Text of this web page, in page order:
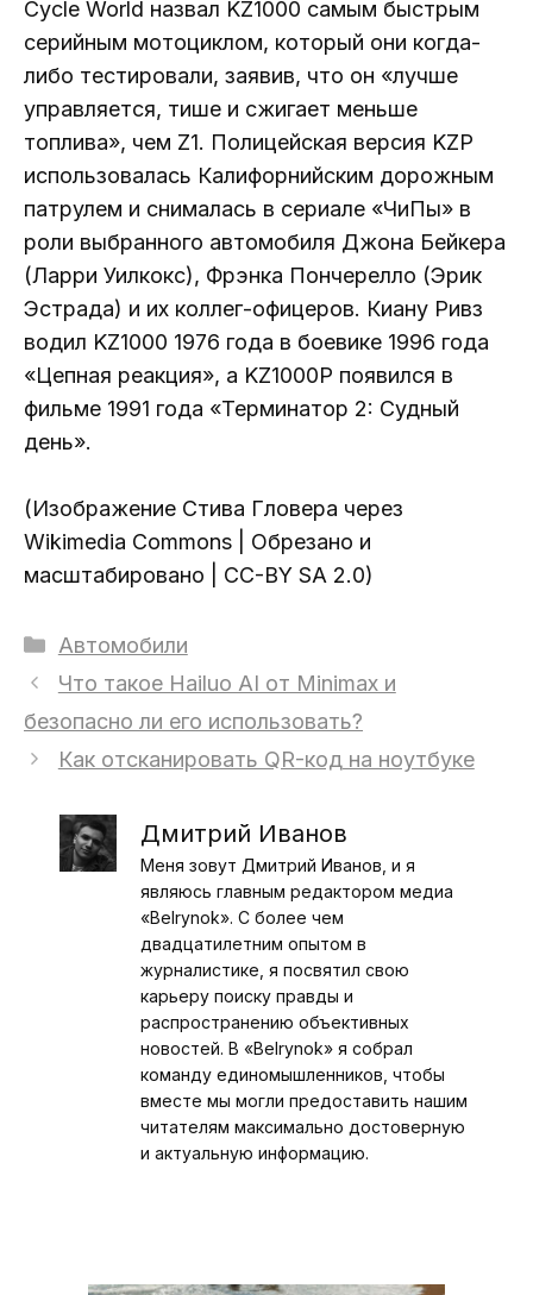
Cycle World назвал KZ1000 самым быстрым
серийным мотоциклом, который они когда-
либо тестировали, заявив, что он «лучше
управляется, тише и сжигает меньше
топлива», чем Z1. Полицейская версия KZP
использовалась Калифорнийским дорожным
патрулем и снималась в сериале «ЧиПы» в
роли выбранного автомобиля Джона Бейкера
(Ларри Уилкокс), Фрэнка Пончерелло (Эрик
Эстрада) и их коллег-офицеров. Киану Ривз
водил KZ1000 1976 года в боевике 1996 года
«Цепная реакция», а KZ1000P появился в
фильме 1991 года «Терминатор 2: Судный
день».
(Изображение Стива Гловера через
Wikimedia Commons | Обрезано и
масштабировано | CC-BY SA 2.0)
Рубрики
Автомобили
Что такое Hailuo AI от Minimax и
безопасно ли его использовать?
Как отсканировать QR-код на ноутбуке
Дмитрий Иванов
Меня зовут Дмитрий Иванов, и я
являюсь главным редактором медиа
«Belrynok». С более чем
двадцатилетним опытом в
журналистике, я посвятил свою
карьеру поиску правды и
распространению объективных
новостей. В «Belrynok» я собрал
команду единомышленников, чтобы
вместе мы могли предоставить нашим
читателям максимально достоверную
и актуальную информацию.